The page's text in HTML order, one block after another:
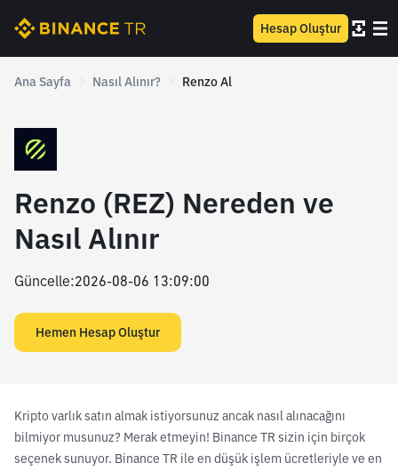
Hesap Oluştur
Ana Sayfa Nasıl Alınır? Renzo Al
Renzo (REZ) Nereden ve
Nasıl Alınır
Güncelle:2026-08-06 13:09:00
Hemen Hesap Oluştur
Kripto varlık satın almak istiyorsunuz ancak nasıl alınacağını
bilmiyor musunuz? Merak etmeyin! Binance TR sizin için birçok
seçenek sunuyor. Binance TR ile en düşük işlem ücretleriyle ve en